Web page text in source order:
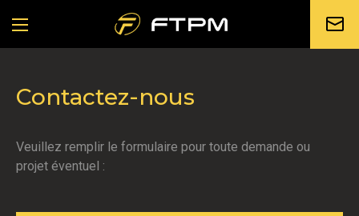
Contactez-nous
Veuillez remplir le formulaire pour toute demande ou
projet éventuel :